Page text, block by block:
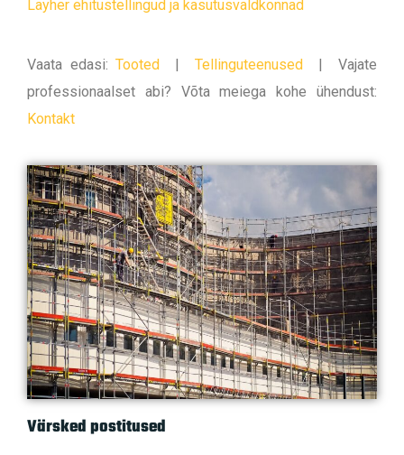
Layher ehitustellingud ja kasutusvaldkonnad
Vaata edasi: Tooted | Tellinguteenused | Vajate
professionaalset abi? Võta meiega kohe ühendust:
Kontakt
Värsked postitused